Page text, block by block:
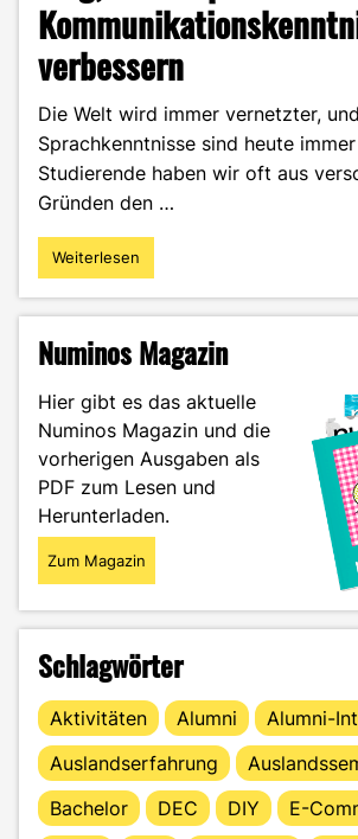
verbessern
Die Welt wird immer vernetzter, und
Sprachkenntnisse sind heute
Studierende haben wir oft aus
Gründen den …
"Online-
Sprachclubs:
Weg,
Sprach-
und
Kommunikationskenntnisse
zu
verbessern"
Weiterlesen
Numinos Magazin
Hier gibt es das aktuelle
Numinos Magazin und die
vorherigen Ausgaben als
PDF zum Lesen und
Herunterladen.
Zum Magazin
Schlagwörter
Aktivitäten Alumni
Alumni-
Auslandserfahrung
Bachelor
DEC DIY
E-